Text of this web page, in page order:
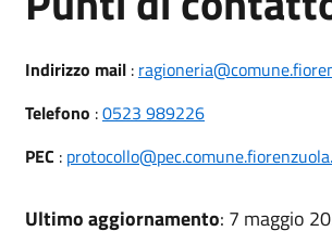
Indirizzo mail:
Telefono :0523 989226
PEC :
Ultimo aggiornamento: 7 maggio